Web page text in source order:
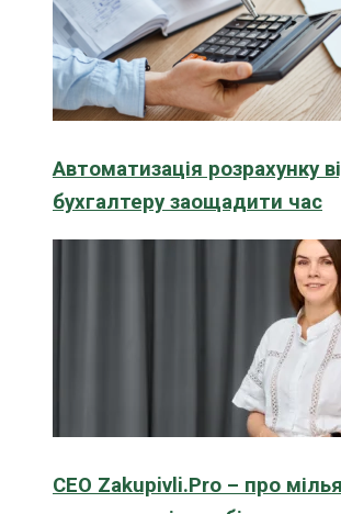
Автоматизація розрахунку
бухгалтеру заощадити час
CEO Zakupivli.Pro – про